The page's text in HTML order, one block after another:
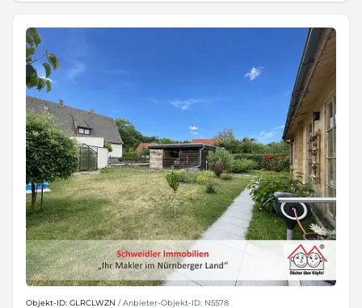
Objekt-ID: GLRCLWZN / Anbieter-Objekt-ID: N5578